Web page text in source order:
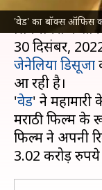
'वेड' का बॉक्स ऑफिस
अभिनेतारितेश
सिनेमाघरों में
30 दिसंबर,
जेनेलिया डिसूजा
आ रही है।
'वेड' ने
मराठी फिल्म के
फिल्म ने अपनी